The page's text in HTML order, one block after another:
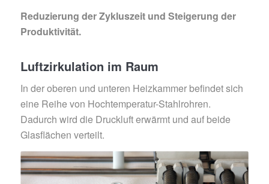
Reduzierung der Zykluszeit und Steigerung der
Produktivität.
Luftzirkulation im Raum
In der oberen und unteren Heizkammer befindet sich
eine Reihe von Hochtemperatur-Stahlrohren.
Dadurch wird die Druckluft erwärmt und auf beide
Glasflächen verteilt.